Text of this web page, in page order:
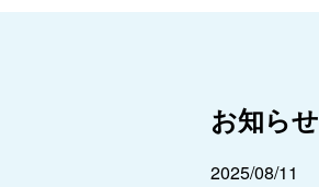
お知らせ
2025/08/11